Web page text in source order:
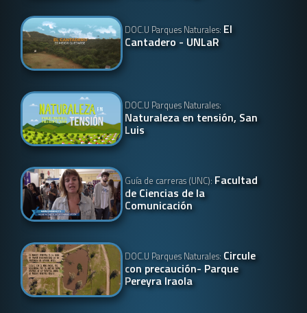
DOC.U Parques Naturales: El
Cantadero - UNLaR
DOC.U Parques Naturales:
Naturaleza en tensión, San
Luis
Guía de carreras (UNC): Facultad
de Ciencias de la
Comunicación
DOC.U Parques Naturales: Circule
con precaución- Parque
Pereyra Iraola